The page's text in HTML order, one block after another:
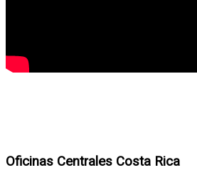
Oficinas Centrales Costa Rica